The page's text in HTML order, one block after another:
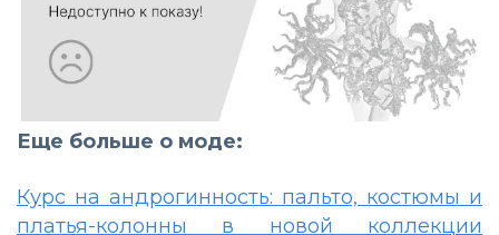
Еще больше о моде:
Курс на андрогинность: пальто, костюмы и
платья-колонны в новой коллекции